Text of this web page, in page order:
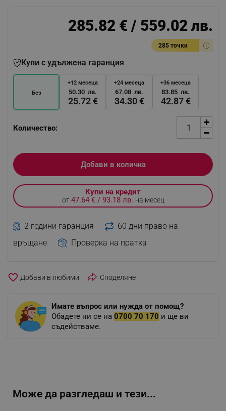
285.82 € / 559.02 лв.
285 точки
Купи с удължена гаранция
Без
+12 месеца
25.72 €
50.30 лв.
+24 месеца
34.30 €
67.08 лв.
+36 месеца
42.87 €
83.85 лв.
Количество:
Добави в количка
Купи на кредит
от47.64 € / 93.18 лв. на месец
2 години гаранция
60 дни право на
връщане
Проверка на пратка
favorite_border Споделяне
Имате въпрос или нужда от помощ?
Обадете ни се на 0700 70 170 и ще ви
съдействаме.
Може да разгледаш и тези...